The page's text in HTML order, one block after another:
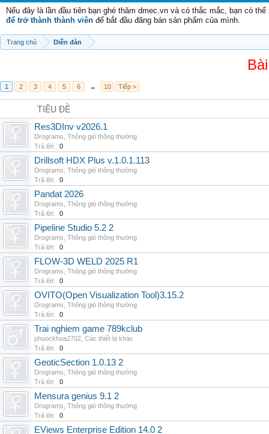
Nếu đây là lần đầu tiên bạn ghé thăm dmec.vn và có thắc mắc, bạn có
để trở thành thành viên để bắt đầu đăng bán sản phẩm của mình.
Trang chủ Diễn đàn
1 2 3 4 5 6 → 10 Tiếp >
TIÊU ĐỀ
Res3DInv v2026.1
Drograms Thông gió thông thường
Trả lời:
0
Drillsoft HDX Plus v.1.0.1.113
Drograms Thông gió thông thường
Trả lời:
0
Pandat 2026
Drograms Thông gió thông thường
Trả lời:
0
Pipeline Studio 5.2 2
Drograms Thông gió thông thường
Trả lời:
0
FLOW-3D WELD 2025 R1
Drograms Thông gió thông thường
Trả lời:
0
OVITO(Open Visualization Tool)3.15.2
Drograms Thông gió thông thường
Trả lời:
0
Trai nghiem game 789kclub
phuockhoa2702 Các thiết bị khác
Trả lời:
0
GeoticSection 1.0.13 2
Drograms Thông gió thông thường
Trả lời:
0
Mensura genius 9.1 2
Drograms Thông gió thông thường
Trả lời:
0
EViews Enterprise Edition 14.0 2